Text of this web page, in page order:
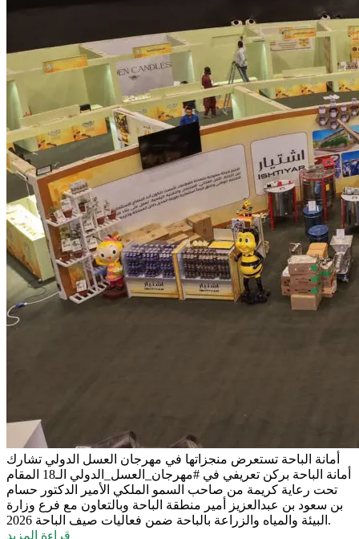
أمانة الباحة تستعرض منجزاتها في مهرجان العسل الدولي تشارك
أمانة الباحة بركن تعريفي في #مهرجان_العسل_الدولي الـ18 المقام
تحت رعاية كريمة من صاحب السمو الملكي الأمير الدكتور حسام
بن سعود بن عبدالعزيز أمير منطقة الباحة وبالتعاون مع فرع وزارة
البيئة والمياه والزراعة بالباحة ضمن فعاليات صيف الباحة 2026.
قراءة المزيد